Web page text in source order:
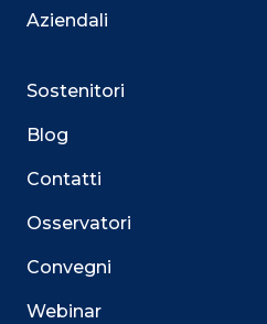
Aziendali
Sostenitori
Blog
Contatti
Osservatori
Convegni
Webinar